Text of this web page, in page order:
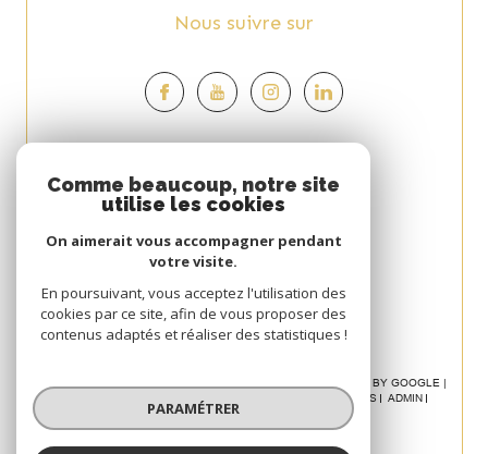
Nous suivre sur
Espace
PROPRIÉTAIRE
Se connecter
Avis
CLIENT
© 2026 | TOUS DROITS RÉSERVÉS | TRADUCTION POWERED BY GOOGLE |
MENTIONS LÉGALES
ADMIN
POLITIQUE RGPD
Comme beaucoup, notre site
utilise les cookies
On aimerait vous accompagner pendant
votre visite.
En poursuivant, vous acceptez l'utilisation des
cookies par ce site, afin de vous proposer des
contenus adaptés et réaliser des statistiques !
PARAMÉTRER